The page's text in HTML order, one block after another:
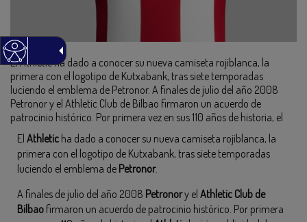
El Athletic ha dado a conocer su nueva camiseta rojiblanca, la
primera con el logotipo de Kutxabank, tras siete temporadas
luciendo el emblema de Petronor. A finales de julio del año 2008
Petronor y el Athletic Club de Bilbao firmaron un acuerdo de
patrocinio histórico. Por primera vez en sus 110 años de historia, el
El Athletic ha dado a conocer su nueva camiseta rojiblanca, la
primera con el logotipo de Kutxabank, tras siete temporadas
luciendo el emblema de Petronor.
A finales de julio del año 2008 Petronory el Athletic Club de
Bilbao firmaron un acuerdo de patrocinio histórico. Por primera